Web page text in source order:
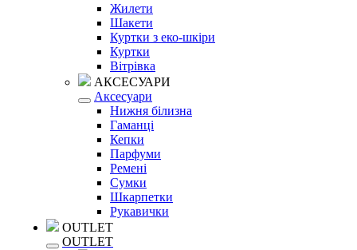
Жилети
Шакети
Куртки з еко-шкіри
Куртки
Вітрівка
АКСЕСУАРИ
Аксесуари
Нижня білизна
Гаманці
Кепки
Парфуми
Ремені
Сумки
Шкарпетки
Рукавички
OUTLET
OUTLET